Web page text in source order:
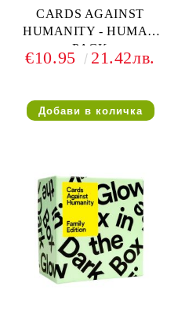
CARDS AGAINST
HUMANITY - HUMAN
PACK
€10.95 21.42лв.